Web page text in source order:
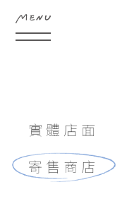
GIFTS
實體店面
寄售商店